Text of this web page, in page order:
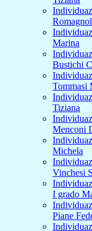
Marina
Bustichi
Tommasi
Tiziana
Menconi
Michela
Vinchesi
I grado
Piane